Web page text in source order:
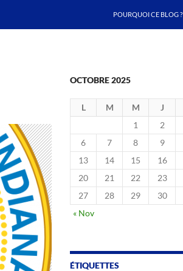
POURQUOI CE BLOG ?
OCTOBRE 2025
L M M J
1
2
6
7 8 9
13
14 15 16
20
21 22 23
27
28 29 30
« Nov
ÉTIQUETTES